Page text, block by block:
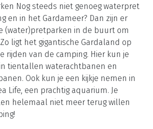
Nog steeds niet genoeg waterpret
en in het Gardameer? Dan zijn er
(water)pretparken in de buurt om
ligt het gigantische Gardaland op
rijden van de camping. Hier kun je
tientallen waterachtbanen en
Ook kun je een kijkje nemen in
Life, een prachtig aquarium. Je
helemaal niet meer terug willen